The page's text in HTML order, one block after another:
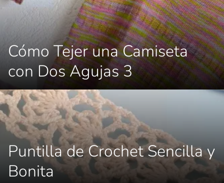
Cómo Tejer una Camiseta
con Dos Agujas 3
Puntilla de Crochet Sencilla y
Bonita